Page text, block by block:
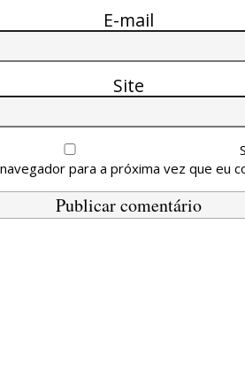
E-mail
Site
para a próxima vez que eu